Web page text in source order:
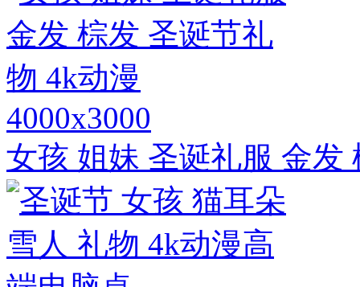
4000x3000
女孩 姐妹 圣诞礼服 金发